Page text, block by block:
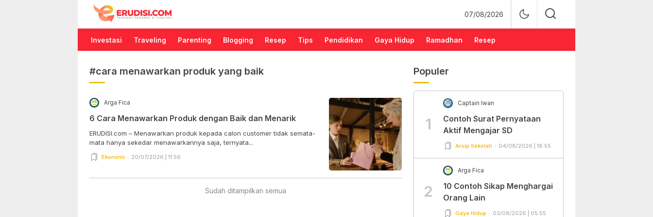
Erudisi
Temukan Jawaban dan Inspirasi
07/08/2026
Investasi Traveling Parenting Blogging Resep Tips Pendidikan Gaya Hidup Ramadhan Resep
#cara menawarkan produk yang baik
Arga Fica
6 Cara Menawarkan Produk dengan Baik dan Menarik
ERUDISI.com – Menawarkan produk kepada calon customer tidak semata-
mata hanya sekedar menawarkannya saja, ternyata...
Ekonomi 20/07/2026 | 11:56
Sudah ditampilkan semua
Populer
1
Captain Iwan
Contoh Surat Pernyataan
Aktif Mengajar SD
Arsip Sekolah 04/08/2026 | 18:55
2
Arga Fica
10 Contoh Sikap Menghargai
Orang Lain
Gaya Hidup 03/08/2026 | 05:55